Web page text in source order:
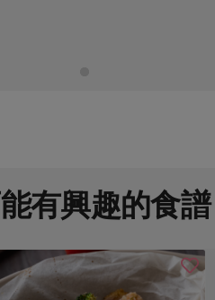
有興趣的食譜